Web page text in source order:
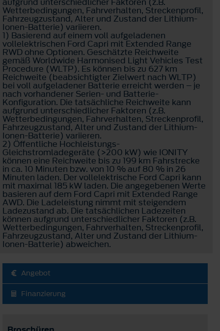
Wetterbedingungen, Fahrverhalten, Streckenprofil,
Fahrzeugzustand, Alter und Zustand der Lithium-
Ionen-Batterie) variieren.
1) Basierend auf einem voll aufgeladenen
vollelektrischen Ford Capri mit Extended Range
RWD ohne Optionen. Geschätzte Reichweite
gemäß Worldwide Harmonised Light Vehicles Test
Procedure (WLTP). Es können bis zu 627 km
Reichweite (beabsichtigter Zielwert nach WLTP)
bei voll aufgeladener Batterie erreicht werden – je
nach vorhandener Serien- und Batterie-
Konfiguration. Die tatsächliche Reichweite kann
aufgrund unterschiedlicher Faktoren (z.B.
Wetterbedingungen, Fahrverhalten, Streckenprofil,
Fahrzeugzustand, Alter und Zustand der Lithium-
Ionen-Batterie) variieren.
2) Öffentliche Hochleistungs-
Gleichstromladegeräte (>200 kW) wie IONITY
können eine Reichweite bis zu 199 km Fahrstrecke
in ca. 10 Minuten bzw. von 10 % auf 80 % in 26
Minuten laden. Der vollelektrische Ford Capri kann
mit maximal 185 kW laden. Die angegebenen Werte
basieren auf dem Ford Capri mit Extended Range
AWD. Die Ladeleistung nimmt mit steigendem
Ladezustand ab. Die tatsächlichen Ladezeiten
können aufgrund unterschiedlicher Faktoren (z.B.
Wetterbedingungen, Fahrverhalten, Streckenprofil,
Fahrzeugzustand, Alter und Zustand der Lithium-
Ionen-Batterie) abweichen.
Angebot
Finanzierung